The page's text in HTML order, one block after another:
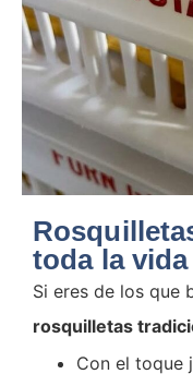
toda la vida
Si eres de los que
rosquilletas
Con el toque